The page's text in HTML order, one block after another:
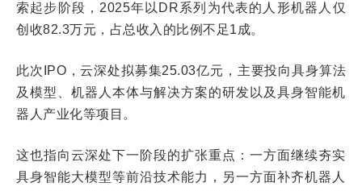
索起步阶段，2025年以DR系列为代表的人形机器人仅
创收82.3万元，占总收入的比例不足1成。
此次IPO，云深处拟募集25.03亿元，主要投向具身算法
及模型、机器人本体与解决方案的研发以及具身智能机
器人产业化等项目。
这也指向云深处下一阶段的扩张重点：一方面继续夯实
具身智能大模型等前沿技术能力，另一方面补齐机器人